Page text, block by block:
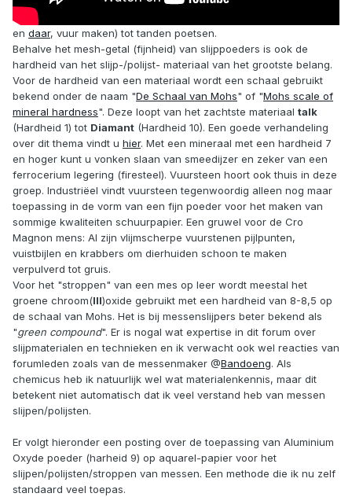
en daar, vuur maken) tot tanden poetsen.
Behalve het mesh-getal (fijnheid) van slijppoeders is ook de
hardheid van het slijp-/polijst- materiaal van het grootste belang.
Voor de hardheid van een materiaal wordt een schaal gebruikt
bekend onder de naam "De Schaal van Mohs" of "Mohs scale of
mineral hardness". Deze loopt van het zachtste materiaal talk
(Hardheid 1) tot Diamant (Hardheid 10). Een goede verhandeling
over dit thema vindt u hier. Met een mineraal met een hardheid 7
en hoger kunt u vonken slaan van smeedijzer en zeker van een
ferrocerium legering (firesteel). Vuursteen hoort ook thuis in deze
groep. Industriëel vindt vuursteen tegenwoordig alleen nog maar
toepassing in de vorm van een fijn poeder voor het maken van
sommige kwaliteiten schuurpapier. Een gruwel voor de Cro
Magnon mens: Al zijn vlijmscherpe vuurstenen pijlpunten,
vuistbijlen en krabbers om dierhuiden schoon te maken
verpulverd tot gruis.
Voor het "stroppen" van een mes op leer wordt meestal het
groene chroom(III)oxide gebruikt met een hardheid van 8-8,5 op
de schaal van Mohs. Het is bij messenslijpers beter bekend als
"green compound". Er is nogal wat expertise in dit forum over
slijpmaterialen en technieken en ik verwacht ook wel reacties van
forumleden zoals van de messenmaker @Bandoeng. Als
chemicus heb ik natuurlijk wel wat materialenkennis, maar dit
betekent niet automatisch dat ik veel verstand heb van messen
slijpen/polijsten.
Er volgt hieronder een posting over de toepassing van Aluminium
Oxyde poeder (harheid 9) op aquarel-papier voor het
slijpen/polijsten/stroppen van messen. Een methode die ik nu zelf
standaard veel toepas.